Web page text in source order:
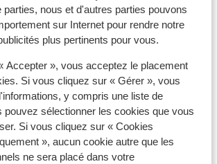
parties, nous et d'autres parties pouvons
sur Internet pour rendre notre
plus pertinents pour vous.
Accepter », vous acceptez le placement
Si vous cliquez sur « Gérer », vous
y compris une liste de
pouvez sélectionner les cookies que vous
Si vous cliquez sur « Cookies
», aucun cookie autre que les
ne sera placé dans votre
villes, il est obligatoire d'avoir un
Si vous roulez sur le
il faudra vous munir d’un
Vous pouvez la
ici : https://www.certificat-
vous ne recevez pas à temps votre
française recommande de vous
de demande de vignette.